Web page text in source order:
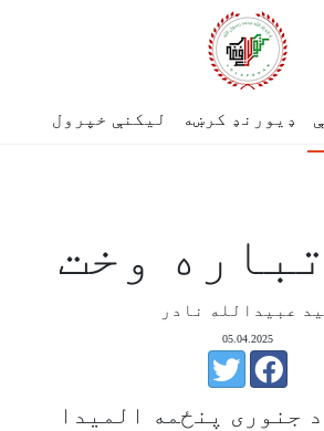
ډیورنډ کرښه لیکنې خپرول
وخت
عبیدالله نادر
05.04.2025
کال ۲۰۲۵ د جنوری پنځمه المیدا